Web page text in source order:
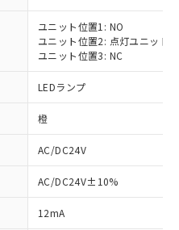
ユニット位置1: NO
ユニット位置2: 点灯ユニット
ユニット位置3: NC
LEDランプ
橙
AC/DC24V
AC/DC24V±10%
12mA